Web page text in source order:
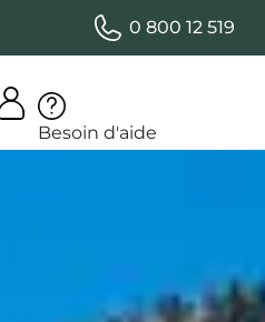
0 800 12 519
Besoin d'aide